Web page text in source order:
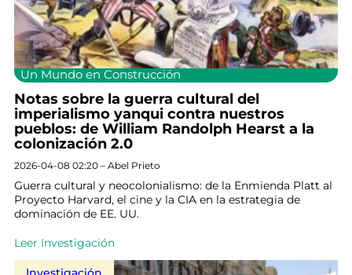
Un Mundo en Construcción
Notas sobre la guerra cultural del
imperialismo yanqui contra nuestros
pueblos: de William Randolph Hearst a la
colonización 2.0
2026-04-08 02:20 – Abel Prieto
Guerra cultural y neocolonialismo: de la Enmienda Platt al
Proyecto Harvard, el cine y la CIA en la estrategia de
dominación de EE. UU.
Leer Investigación